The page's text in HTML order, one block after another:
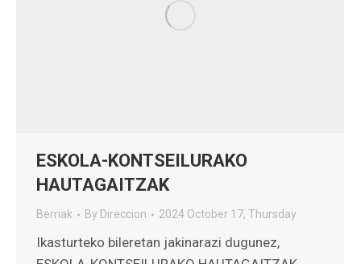
ESKOLA-KONTSEILURAKO
HAUTAGAITZAK
Berriak By Direccion 2024 October 17, Thursday
Ikasturteko bileretan jakinarazi dugunez,